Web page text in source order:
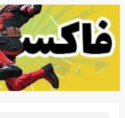
آخرین اخبار